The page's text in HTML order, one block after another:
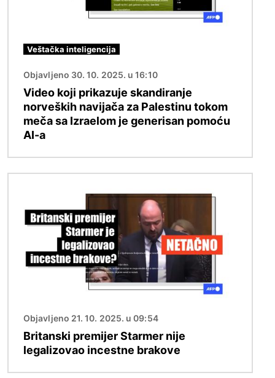
Veštačka inteligencija
Objavljeno 30. 10. 2025. u 16:10
Video koji prikazuje skandiranje
norveških navijača za Palestinu tokom
meča sa Izraelom je generisan pomoću
AI-a
Objavljeno 21. 10. 2025. u 09:54
Britanski premijer Starmer nije
legalizovao incestne brakove